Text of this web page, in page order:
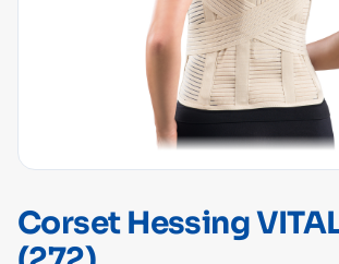
Corset Hessing